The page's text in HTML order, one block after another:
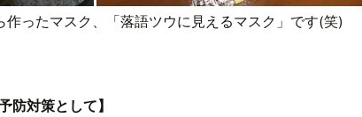
ったマスク、「落語ツウに見えるマスク」です(笑)
防対策として】